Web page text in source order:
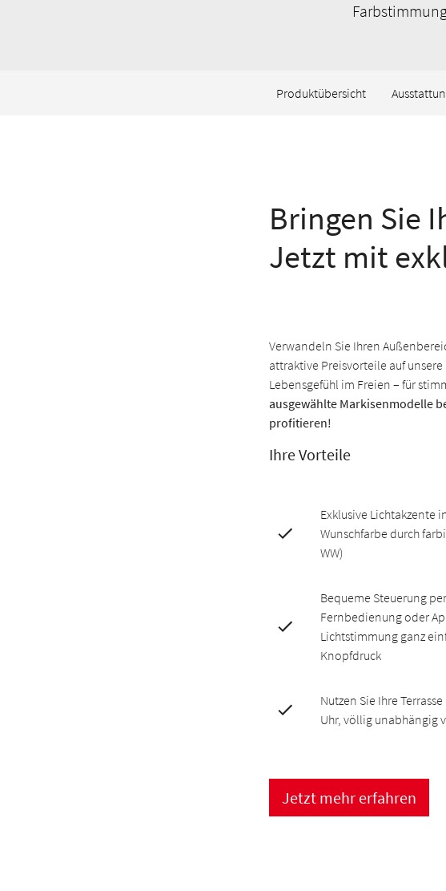
Produktübersicht
Bringen Sie
Jetzt mit
Verwandeln Sie Ihren
attraktive Preisvorteile auf
Lebensgefühl im Freien – für
ausgewählte Markisenmodelle
profitieren!
Ihre Vorteile
Exklusive Lichtakzente
Wunschfarbe durch
WW)
Bequeme Steuerung per
Fernbedienung oder
Lichtstimmung ganz
Knopfdruck
Nutzen Sie Ihre
Uhr, völlig unabhängig
Jetzt mehr erfahren